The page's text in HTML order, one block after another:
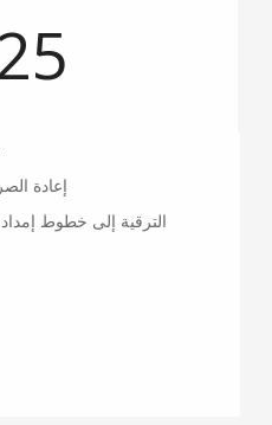
إعادة
الترقية إلى خطوط